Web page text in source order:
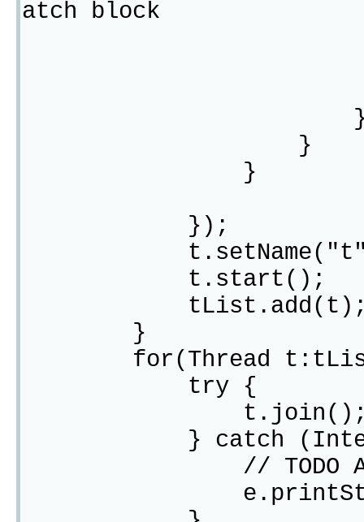
atch block
}
}
});
t.start();
}
for(Thread
try {
} catch
// TODO Auto-